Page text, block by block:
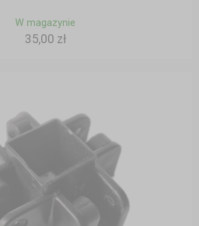
W magazynie
35,00 zł